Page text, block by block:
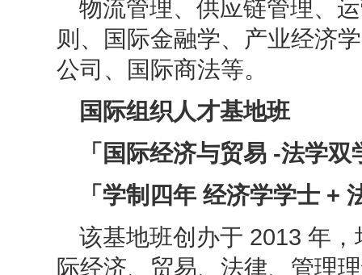
物流管理、供应链管理、
则、国际金融学、产业经济
公司、国际商法等。
国际组织人才基地班
「国际经济与贸易 -法学双
「学制四年 经济学学士 +
该基地班创办于 2013 年
际经济、贸易、法律、管理